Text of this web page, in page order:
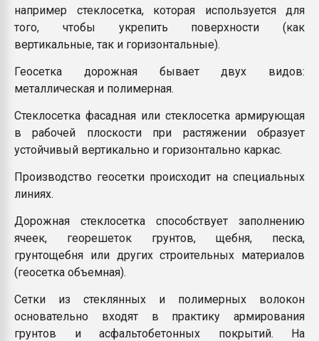
например стеклосетка, которая используется для
того, чтобы укрепить поверхности (как
вертикальные, так и горизонтальные).
Геосетка дорожная бывает двух видов:
металлическая и полимерная.
Стеклосетка фасадная или стеклосетка армирующая
в рабочей плоскости при растяжении образует
устойчивый вертикально и горизонтально каркас.
Производство геосетки происходит на специальных
линиях.
Дорожная стеклосетка способствует заполнению
ячеек, георешеток грунтов, щебня, песка,
грунтощебня или других строительных материалов
(геосетка объемная).
Сетки из стеклянных и полимерных волокон
основательно входят в практику армирования
грунтов и асфальтобетонных покрытий. На